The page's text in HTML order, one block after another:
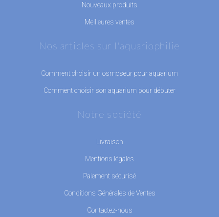
Nouveaux produits
Meilleures ventes
Nos articles sur l'aquariophilie
Comment choisir un osmoseur pour aquarium
Comment choisir son aquarium pour débuter
Notre société
Livraison
Mentions légales
Paiement sécurisé
Conditions Générales de Ventes
Contactez-nous